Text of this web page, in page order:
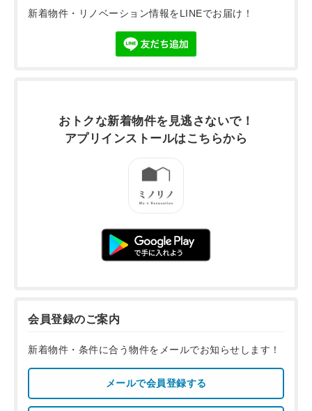
新着物件・リノベーション情報をLINEでお届け！
おトクな新着物件を 見逃さないで！
アプリインストールはこちらから
会員登録のご案内
新着物件・条件に合う物件をメールでお知らせします！
メールで会員登録する